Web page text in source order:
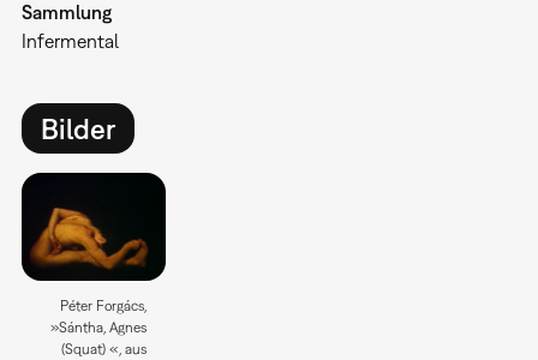
Sammlung
Infermental
Bilder
Péter Forgács,
»Sántha, Agnes
(Squat) «, aus